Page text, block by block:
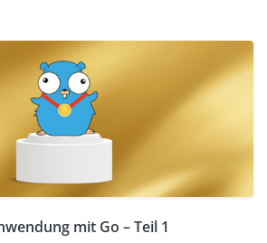
mit Go – Teil 1